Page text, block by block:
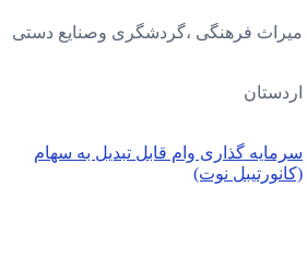
میراث فرهنگی ،گردشگری وصنایع دستی
اردستان
سرمایه گذاری وام قابل تبدیل به سهام
(کانورتیبل نوت)